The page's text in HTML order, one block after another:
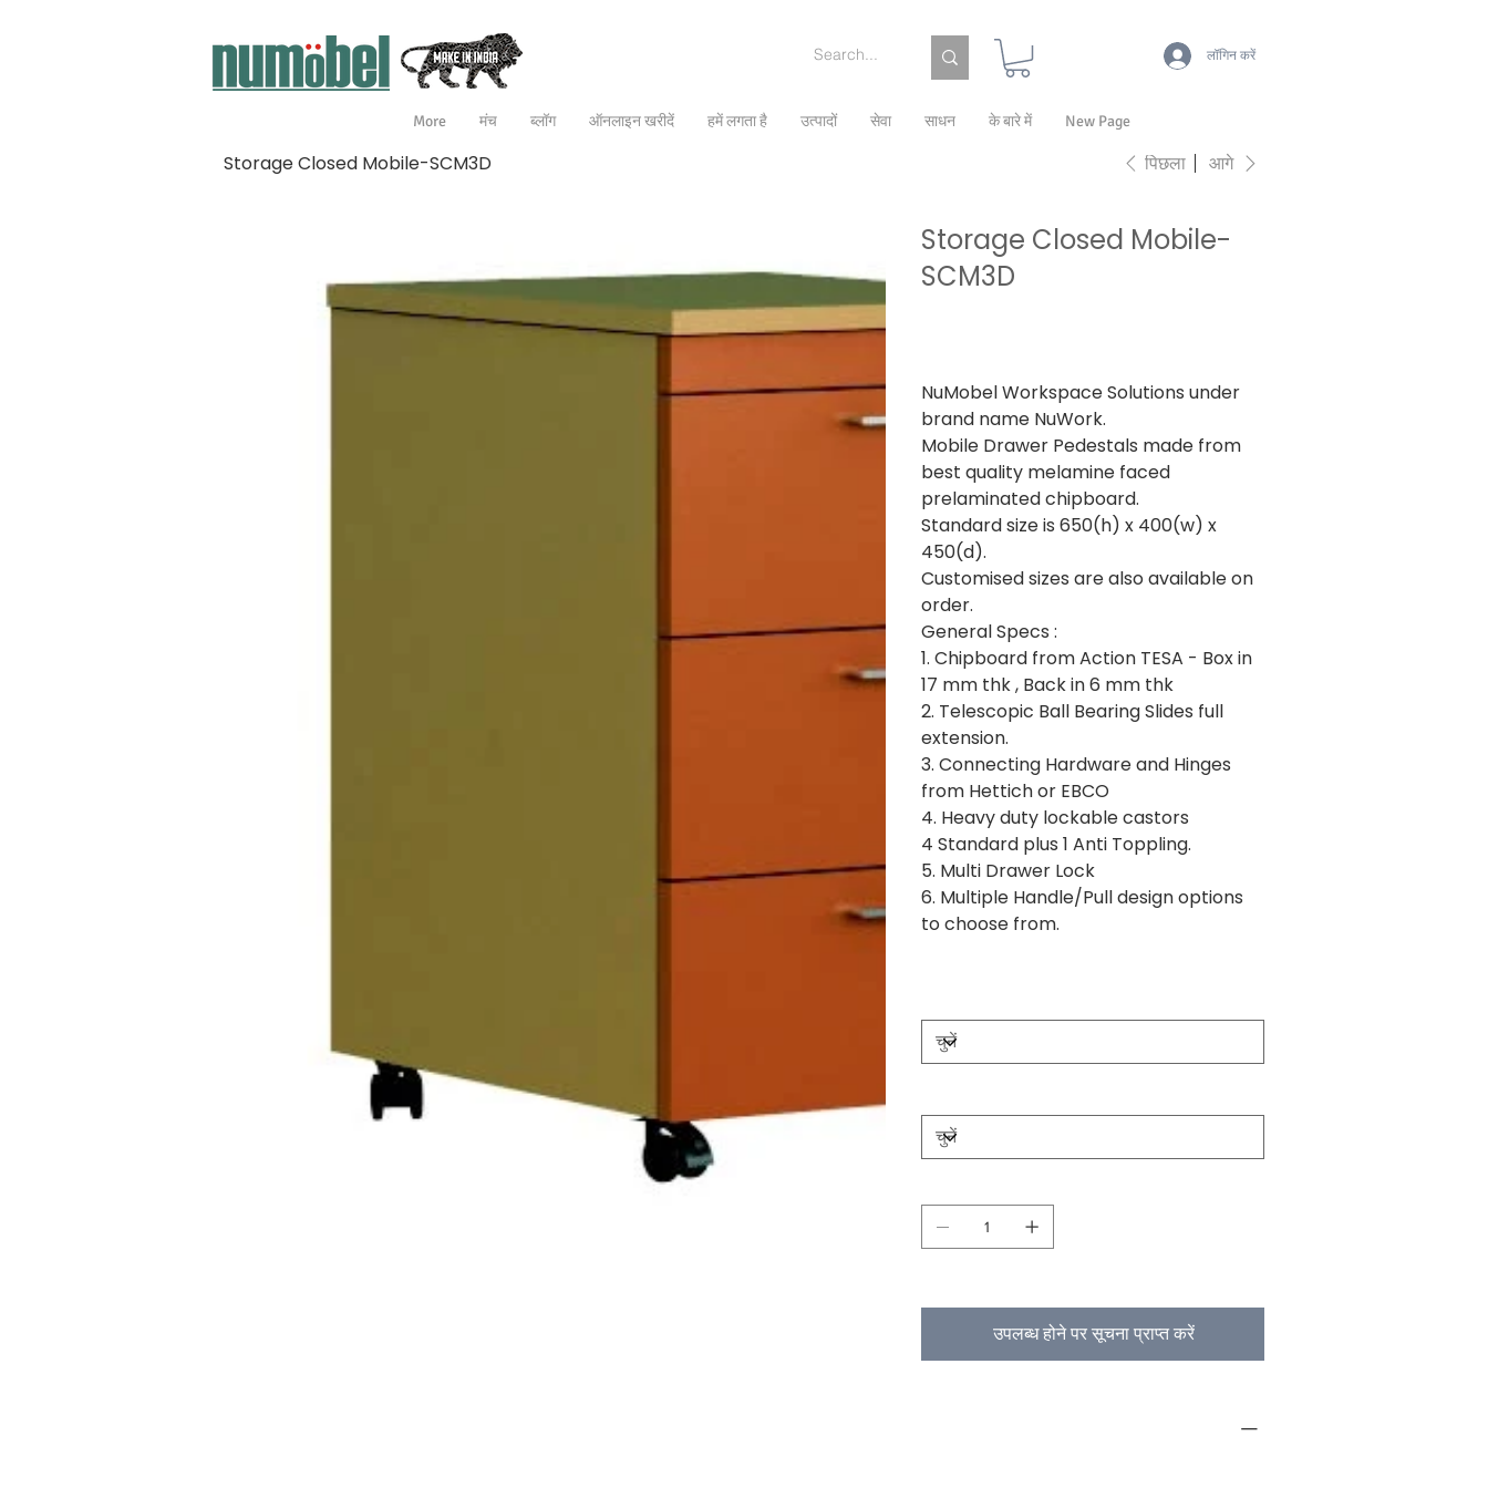
लॉगिन करें
New Page
के बारे में
साधन
सेवा
उत्पादों
हमें लगता है
ऑनलाइन खरीदें
ब्लॉग
मंच
More
Storage Closed Mobile-SCM3D पिछला आगे
Storage Closed Mobile-
SCM3D
NuMobel Workspace Solutions under
brand name NuWork.
Mobile Drawer Pedestals made from
best quality melamine faced
prelaminated chipboard.
Standard size is 650(h) x 400(w) x
450(d).
Customised sizes are also available on
order.
General Specs :
1. Chipboard from Action TESA - Box in
17 mm thk , Back in 6 mm thk
2. Telescopic Ball Bearing Slides full
extension.
3. Connecting Hardware and Hinges
from Hettich or EBCO
4. Heavy duty lockable castors
4 Standard plus 1 Anti Toppling.
5. Multi Drawer Lock
6. Multiple Handle/Pull design options
to choose from.
उपलब्ध होने पर सूचना प्राप्त करें